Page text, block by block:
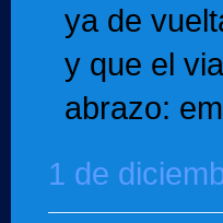
ya de
y que el
abrazo:
1 de